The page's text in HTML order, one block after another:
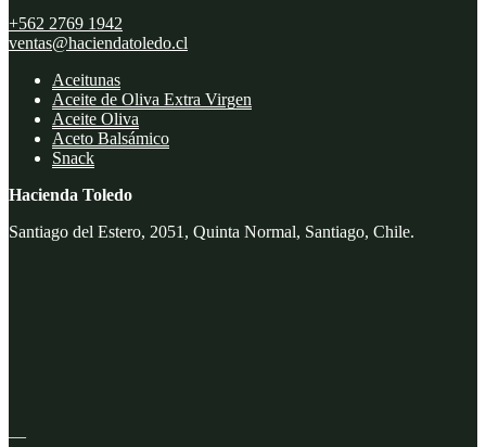
+562 2769 1942
ventas@haciendatoledo.cl
Aceitunas
Aceite de Oliva Extra Virgen
Aceite Oliva
Aceto Balsámico
Snack
Hacienda Toledo
Santiago del Estero, 2051, Quinta Normal, Santiago, Chile.
—